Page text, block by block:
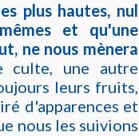
plus hautes, nul
et qu'une
ne nous mènera
une autre
leurs fruits,
d'apparences et
nous les suivions